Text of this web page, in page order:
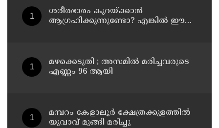
ശരീരഭാരം കുറയ്ക്കാൻ
ആഗ്രഹിക്കുന്നുണ്ടോ? എങ്കിൽ ഈ
മഴക്കെടുതി ; അസമില്‍ മരിച്ചവരുടെ
എണ്ണം 96 ആയി
മമ്പറം കേളാലൂർ ക്ഷേത്രക്കുളത്തിൽ
യുവാവ് മുങ്ങി മരിച്ചു